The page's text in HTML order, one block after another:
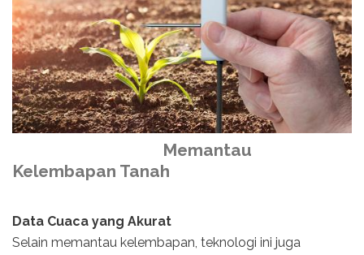
Memantau
Kelembapan Tanah
Data Cuaca yang Akurat
Selain memantau kelembapan, teknologi ini juga